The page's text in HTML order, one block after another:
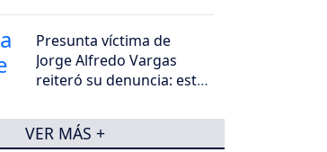
Presunta víctima de
Jorge Alfredo Vargas
reiteró su denuncia: esto
VER MÁS +